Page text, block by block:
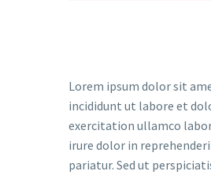
Lorem ipsum dolor sit
incididunt ut labore et
exercitation ullamco
irure dolor in
pariatur. Sed ut